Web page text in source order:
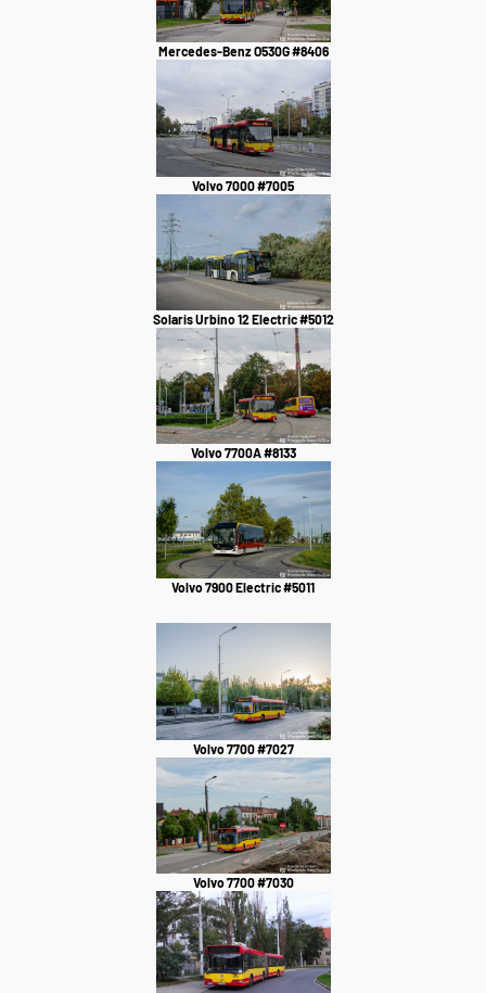
Mercedes-Benz O530G #8406
Volvo 7000 #7005
Solaris Urbino 12 Electric #5012
Volvo 7700A #8133
Volvo 7900 Electric #5011
Volvo 7700 #7027
Volvo 7700 #7030